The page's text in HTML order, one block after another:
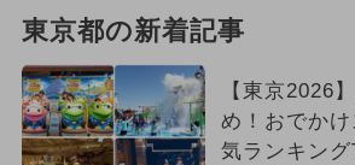
東京都の新着記事
【東京2026
め！おでか
気ランキング